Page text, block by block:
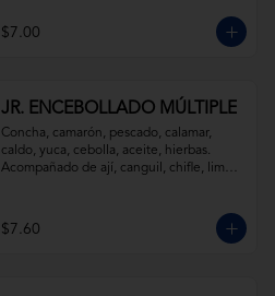
$7.00
JR. ENCEBOLLADO MÚLTIPLE
Concha, camarón, pescado, calamar,
caldo, yuca, cebolla, aceite, hierbas.
Acompañado de ají, canguil, chifle, limón
$7.60